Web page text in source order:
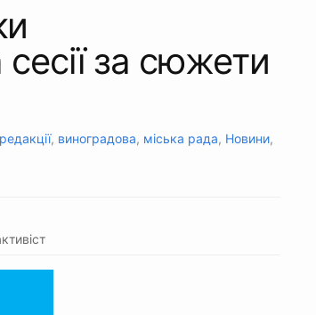
за сюжети
, виноградова, міська рада, Новини,